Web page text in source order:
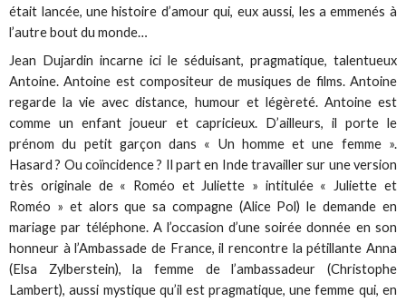
était lancée, une histoire d’amour qui, eux aussi, les a emmenés à
l’autre bout du monde…
Jean Dujardin incarne ici le séduisant, pragmatique, talentueux
Antoine. Antoine est compositeur de musiques de films. Antoine
regarde la vie avec distance, humour et légèreté. Antoine est
comme un enfant joueur et capricieux. D’ailleurs, il porte le
prénom du petit garçon dans « Un homme et une femme ».
Hasard ? Ou coïncidence ? Il part en Inde travailler sur une version
très originale de « Roméo et Juliette » intitulée « Juliette et
Roméo » et alors que sa compagne (Alice Pol) le demande en
mariage par téléphone. A l’occasion d’une soirée donnée en son
honneur à l’Ambassade de France, il rencontre la pétillante Anna
(Elsa Zylberstein), la femme de l’ambassadeur (Christophe
Lambert), aussi mystique qu’il est pragmatique, une femme qui, en